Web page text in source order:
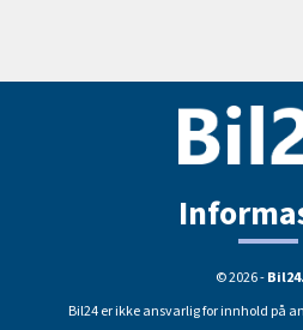
© 2026 -
Bil24 er ikke ansvarlig for innhold på